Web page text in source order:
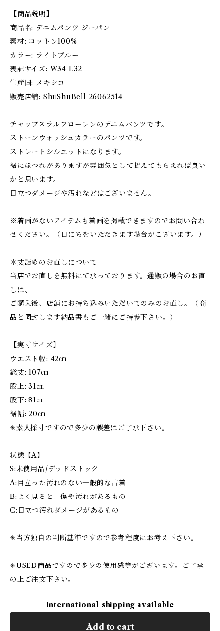
【商品説明】
商品名: デニムパンツ ジーパン
素材: コットン100%
カラー: ライトブルー
表記サイズ: W34 L32
生産国: メキシコ
販売店舗: ShuShuBell 26062514
チャップスラルフローレンのデニムパンツです。
ストーンウォッシュカラーのパンツです。
ストレートシルエットになります。
裾にほつれがありますが雰囲気として捉えてもらえれば良い
かと思います。
目立つダメージや汚れなどはございません。
※着画がないアイテムも着画を掲載できますのでお問い合わ
せください。（日にちをいただきます場合がございます。）
＊丈詰めのお直しについて
当店でお直しを無料にて承っております。通販の場合のお直
しは、
ご購入後、店舗にお持ち込みいただいてのみのお直し。（商
品と同封します納品書もご一緒にご持参下さい。）
【実寸サイズ】
ウエスト幅: 42㎝
総丈: 107㎝
股上: 31㎝
股下: 81㎝
裾幅: 20㎝
✳︎素人採寸ですので多少の誤差はご了承下さい。
状態【A】
S:未使用品/デッドストック
A:目立った汚れのない一般的な古着
B:よく見ると、傷や汚れがあるもの
C:目立つ汚れダメージがあるもの
✳︎当方独自の判断基準ですので参考程度にお考え下さい。
✳︎USED商品ですので多少の使用感等がございます。ご了承
の上ご注文下さい。
International shipping available
Add to cart